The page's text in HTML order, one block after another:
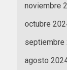
noviembre
octubre
septiembre
agosto